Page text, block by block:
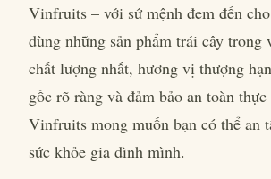
Vinfruits – với sứ mệnh đem đến
dùng những sản phẩm trái cây trong
chất lượng nhất, hương vị thượng
gốc rõ ràng và đảm bảo an toàn thực
Vinfruits mong muốn bạn có thể an
sức khỏe gia đình mình.